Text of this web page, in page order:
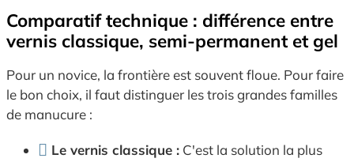
Comparatif technique : différence entre
vernis classique, semi-permanent et gel
Pour un novice, la frontière est souvent floue. Pour faire
le bon choix, il faut distinguer les trois grandes familles
de manucure :
Le vernis classique : C'est la solution la plus